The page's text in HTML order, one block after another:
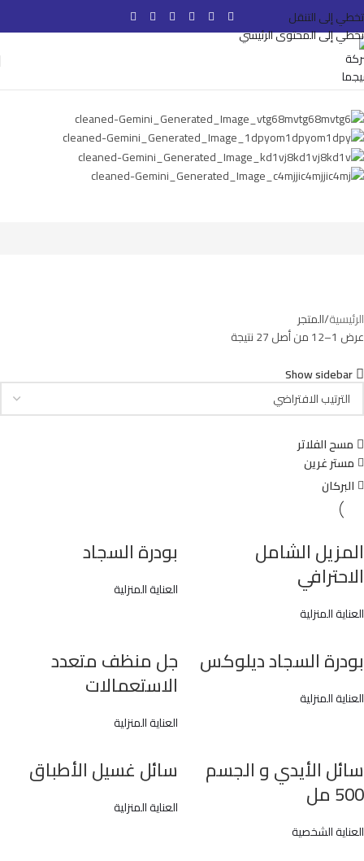
تخطي إلى التنقل
تخطي إلى المحتوى الرئيسي
الرئيسية المتجر
عرض 1–12 من أصل 27 نتيجة
Show sidebar
مسح الفلاتر
مستر غرين
البركان
المزيل الشامل
الاحترافي
العناية المنزلية
بودرة السجاد
العناية المنزلية
بودرة السجاد ديلوكس
العناية المنزلية
جل منظف متعدد
الاستعمالات
العناية المنزلية
سائل الأيدي و الجسم
500 مل
العناية الشخصية
سائل غسيل الأطباق
العناية المنزلية